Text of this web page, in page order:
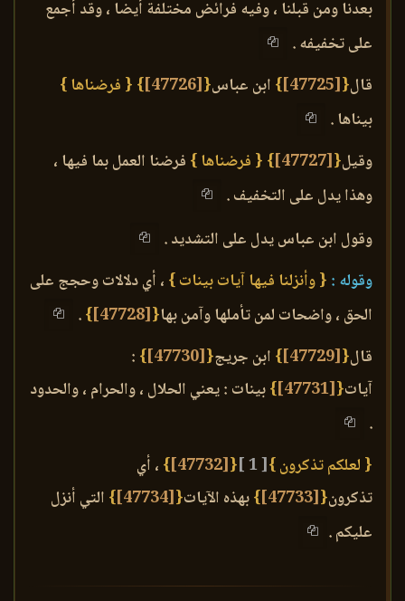
بعدنا ومن قبلنا ، وفيه فرائض مختلفة أيضا ، وقد أجمع
على تخفيفه .
قال{
[47725]
} ابن عباس{
[47726]
} { فرضناها }
بيناها .
وقيل{
[47727]
} { فرضناها } فرضنا العمل بما فيها ،
وهذا يدل على التخفيف .
وقول ابن عباس يدل على التشديد .
وقوله : { وأنزلنا فيها آيات بينات } ، أي دلالات وحجج على
الحق ، واضحات لمن تأملها وآمن بها{
[47728]
}
.
قال{
[47729]
} ابن جريج{
[47730]
}
:
آيات{
[47731]
}بينات : يعني الحلال ، والحرام ، والحدود
.
{ لعلكم تذكرون }[ 1 ]
{
[47732]
} ، أي
تذكرون{
[47733]
}بهذه الآيات{
[47734]
} التي أنزل
عليكم .